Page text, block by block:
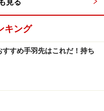
見る
キング
すめ手羽先はこれだ！持ち